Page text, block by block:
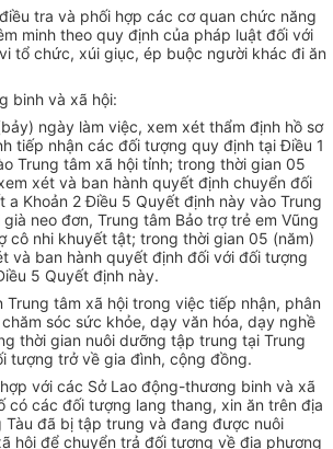
tra và phối hợp các cơ quan chức năng
minh theo quy định của pháp luật đối với
tổ chức, xúi giục, ép buộc người khác đi ăn
binh và xã hội:
ngày làm việc, xem xét thẩm định hồ sơ
tiếp nhận các đối tượng quy định tại Điều 1
Trung tâm xã hội tỉnh; trong thời gian 05
xét và ban hành quyết định chuyển đối
Khoản 2 Điều 5 Quyết định này vào Trung
neo đơn, Trung tâm Bảo trợ trẻ em Vũng
cô nhi khuyết tật; trong thời gian 05 (năm)
và ban hành quyết định đối với đối tượng
5 Quyết định này.
Trung tâm xã hội trong việc tiếp nhận, phân
sóc sức khỏe, dạy văn hóa, dạy nghề
thời gian nuôi dưỡng tập trung tại Trung
tượng trở về gia đình, cộng đồng.
với các Sở Lao động-thương binh và xã
có các đối tượng lang thang, xin ăn trên địa
Tàu đã bị tập trung và đang được nuôi
hội để chuyển trả đối tượng về địa phương